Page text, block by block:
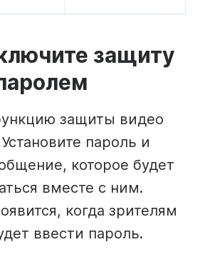
защиту
защиты видео
пароль и
которое будет
вместе с ним.
когда зрителям
ввести пароль.